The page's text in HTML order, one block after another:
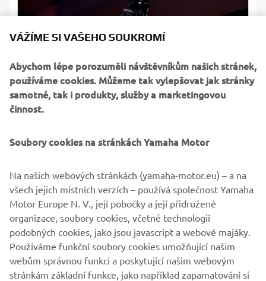
Akční nabídka na modely MT-07 Pure/35 kW platí od
1.7.2024 do 31.7.2024 či do vyprodání skladových zásob.
PODMÍNKY SI MŮŽETE STÁHNOUT ZDE.
VÁŽÍME SI VAŠEHO SOUKROMÍ
Abychom lépe porozuměli návštěvníkům našich stránek,
používáme cookies. Můžeme tak vylepšovat jak stránky
samotné, tak i produkty, služby a marketingovou
činnost.
Soubory cookies na stránkách Yamaha Motor
Na našich webových stránkách (yamaha-motor.eu) – a na
všech jejich místních verzích – používá společnost Yamaha
Motor Europe N. V., její pobočky a její přidružené
organizace, soubory cookies, včetně technologií
podobných cookies, jako jsou javascript a webové majáky.
Používáme funkční soubory cookies umožňující našim
webům správnou funkci a poskytující našim webovým
stránkám základní funkce, jako například zapamatování si